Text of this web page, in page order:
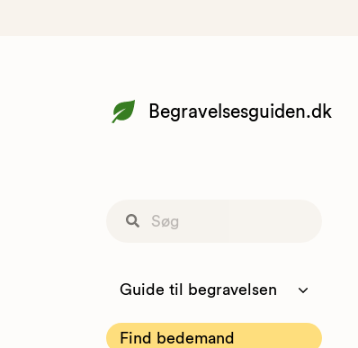
Begravelsesguiden.dk
Guide til begravelsen
Find bedemand